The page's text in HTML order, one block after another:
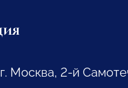
Москва, 2-й